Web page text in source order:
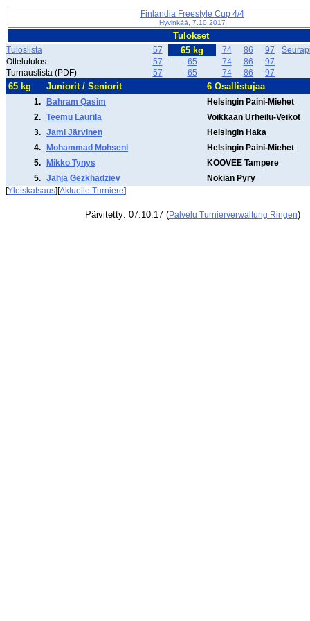
Finlandia Freestyle Cup 4/4
Hyvinkää, 7.10.2017
Tulokset
Tuloslista 57 65 kg 74 86 97
Ottelutulos
57 65 74 86
97
Turnauslista (PDF)
57 65 74 86 97
65 kg Juniorit / Seniorit 6 Osallistujaa
1. Bahram Qasim
Helsingin Paini-Miehet
2. Teemu Laurila
Voikkaan Urheilu-Veikot
3. Jami Järvinen
Helsingin Haka
4.
Mohammad Mohseni
Helsingin Paini-Miehet
5.
Mikko Tynys
KOOVEE Tampere
5. Jahja Gezkhadziev
Nokian Pyry
[Yleiskatsaus][Aktuelle Turniere]
Päivitetty: 07.10.17 (Palvelu Turnierverwaltung Ringen)